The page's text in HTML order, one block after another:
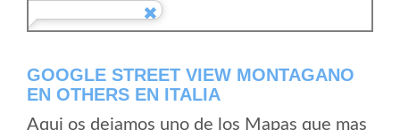
GOOGLE STREET VIEW MONTAGANO
EN OTHERS EN ITALIA
Aqui os dejamos uno de los Mapas que mas